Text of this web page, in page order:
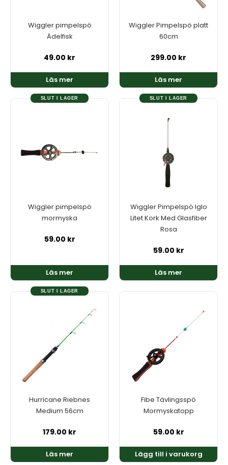
Wiggler pimpelspö
Ädelfisk
49.00 kr
Läs mer
Wiggler Pimpelspö platt
60cm
299.00 kr
Läs mer
SLUT I LAGER
Wiggler pimpelspö
mormyska
59.00 kr
Läs mer
SLUT I LAGER
Wiggler Pimpelspö Iglo
Litet Kork Med Glasfiber
Rosa
59.00 kr
Läs mer
SLUT I LAGER
Hurricane Riebnes
Medium 56cm
179.00 kr
Läs mer
Fibe Tävlingsspö
Mormyskatopp
59.00 kr
Lägg till i varukorg